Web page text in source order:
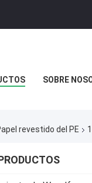
SOBRE
revestido del PE